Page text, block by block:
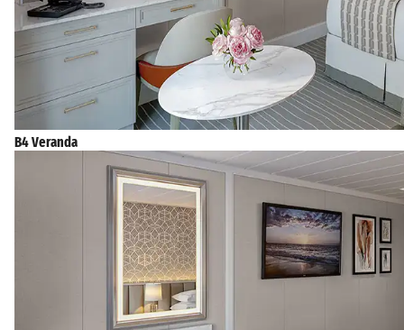
B4 Veranda